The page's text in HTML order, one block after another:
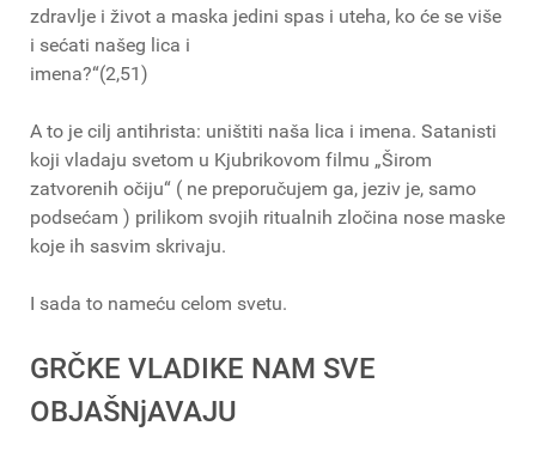
zdravlje i život a maska jedini spas i uteha, ko će se više
i sećati našeg lica i
imena?“(2,51)
A to je cilj antihrista: uništiti naša lica i imena. Satanisti
koji vladaju svetom u Kjubrikovom filmu „Širom
zatvorenih očiju“ ( ne preporučujem ga, jeziv je, samo
podsećam ) prilikom svojih ritualnih zločina nose maske
koje ih sasvim skrivaju.
I sada to nameću celom svetu.
GRČKE VLADIKE NAM SVE
OBJAŠNjAVAJU